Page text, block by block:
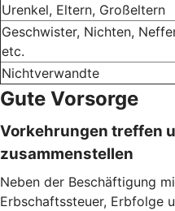
Urenkel, Eltern, Großeltern
Geschwister, Nichten,
etc.
Nichtverwandte
Gute Vorsorge
Vorkehrungen treffen
zusammenstellen
Neben der Beschäftigung
Erbschaftssteuer, Erbfolge